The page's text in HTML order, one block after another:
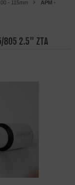
- 115mm
APM -
805 2.5" ZTA